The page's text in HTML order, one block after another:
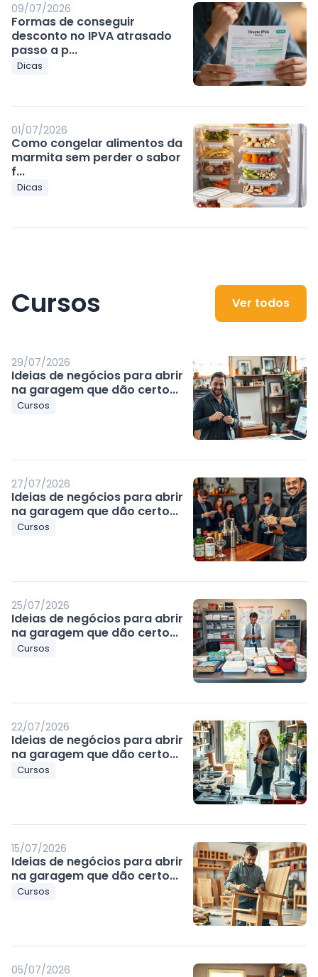
09/07/2026
Formas de conseguir
desconto no IPVA atrasado
passo a p...
Dicas
01/07/2026
Como congelar alimentos da
marmita sem perder o sabor
f...
Dicas
Cursos Ver todos
29/07/2026
Ideias de negócios para abrir
na garagem que dão certo...
Cursos
27/07/2026
Ideias de negócios para abrir
na garagem que dão certo...
Cursos
25/07/2026
Ideias de negócios para abrir
na garagem que dão certo...
Cursos
22/07/2026
Ideias de negócios para abrir
na garagem que dão certo...
Cursos
15/07/2026
Ideias de negócios para abrir
na garagem que dão certo...
Cursos
05/07/2026